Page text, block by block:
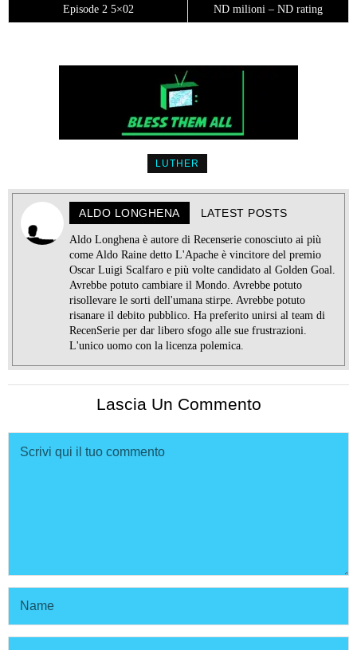
Episode 2 5×02 ND milioni – ND rating
LUTHER
ALDO LONGHENA LATEST POSTS
Aldo Longhena è autore di Recenserie conosciuto ai più
come Aldo Raine detto L'Apache è vincitore del premio
Oscar Luigi Scalfaro e più volte candidato al Golden Goal.
Avrebbe potuto cambiare il Mondo. Avrebbe potuto
risollevare le sorti dell'umana stirpe. Avrebbe potuto
risanare il debito pubblico. Ha preferito unirsi al team di
RecenSerie per dar libero sfogo alle sue frustrazioni.
L'unico uomo con la licenza polemica.
Lascia Un Commento